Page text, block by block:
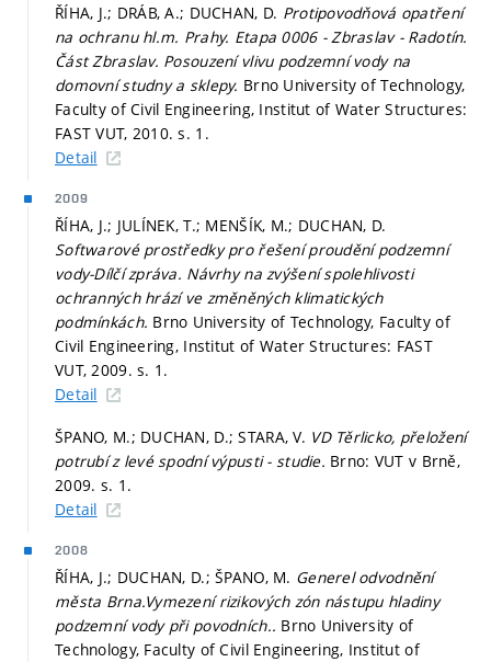
ŘÍHA, J.; DRÁB, A.; DUCHAN, D. Protipovodňová opatření
na ochranu hl.m. Prahy. Etapa 0006 - Zbraslav - Radotín.
Část Zbraslav. Posouzení vlivu podzemní vody na
domovní studny a sklepy. Brno University of Technology,
Faculty of Civil Engineering, Institut of Water Structures:
FAST VUT, 2010.s. 1.
Detail
2009
ŘÍHA, J.; JULÍNEK, T.; MENŠÍK, M.; DUCHAN, D.
Softwarové prostředky pro řešení proudění podzemní
vody-Dílčí zpráva. Návrhy na zvýšení spolehlivosti
ochranných hrází ve změněných klimatických
podmínkách. Brno University of Technology, Faculty of
Civil Engineering, Institut of Water Structures: FAST
VUT, 2009.s. 1.
Detail
ŠPANO, M.; DUCHAN, D.; STARA, V. VD Těrlicko, přeložení
potrubí z levé spodní výpusti - studie. Brno: VUT v Brně,
2009. s. 1.
Detail
2008
ŘÍHA, J.; DUCHAN, D.; ŠPANO, M. Generel odvodnění
města Brna.Vymezení rizikových zón nástupu hladiny
podzemní vody při povodních.. Brno University of
Technology, Faculty of Civil Engineering, Institut of